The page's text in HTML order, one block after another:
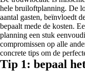
hele bruiloftplanning. De
aantal gasten, beïnvloedt
bepaalt mede de kosten.
planning een stuk
compromissen op alle
concrete tips om de
Tip 1: bepaal